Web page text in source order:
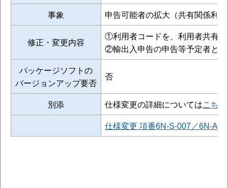
事象
申告可能者の拡大（共有関係利
修正・変更内容
①利用者コードを、利用者共有
②輸出入申告の申告等予定者と
パッケージソフトの
バージョンアップ要否
否
別添 仕様変更の詳細についてはこちら
仕様変更 項番6N-S-007／6N-A-